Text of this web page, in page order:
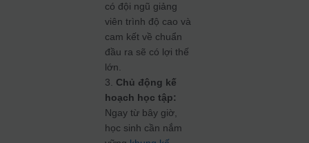
có đội ngũ giảng
viên trình độ cao và
cam kết về chuẩn
đầu ra sẽ có lợi thế
lớn.
3. Chủ động kế
hoạch học tập:
Ngay từ bây giờ,
học sinh cần nắm